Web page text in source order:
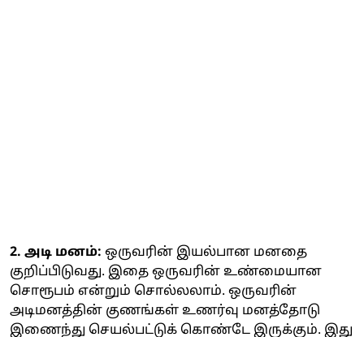
2. அடி மனம்: ஒருவரின் இயல்பான மனதை
குறிப்பிடுவது. இதை ஒருவரின் உண்மையான
சொரூபம் என்றும் சொல்லலாம். ஒருவரின்
அடிமனத்தின் குணங்கள் உணர்வு மனத்தோடு
இணைந்து செயல்பட்டுக் கொண்டே இருக்கும். இது